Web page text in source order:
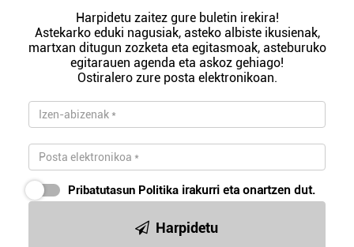
Harpidetu zaitez gure buletin irekira!
Astekarko eduki nagusiak, asteko albiste ikusienak,
martxan ditugun zozketa eta egitasmoak, asteburuko
egitarauen agenda eta askoz gehiago!
Ostiralero zure posta elektronikoan.
Pribatutasun Politika irakurri eta onartzen dut.
Harpidetu